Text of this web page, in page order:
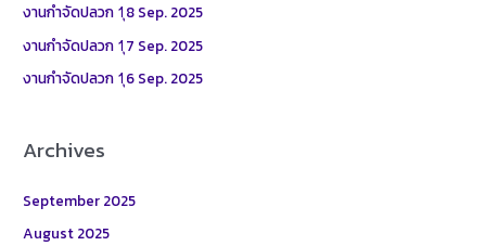
:
งานกำจัดปลวก 1ุ8 Sep. 2025
งานกำจัดปลวก 1ุ7 Sep. 2025
งานกำจัดปลวก 1ุ6 Sep. 2025
Archives
September 2025
August 2025